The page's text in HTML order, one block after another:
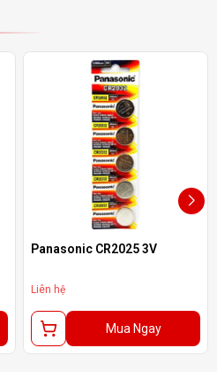
Panasonic CR2025 3V
Liên hệ
Mua Ngay